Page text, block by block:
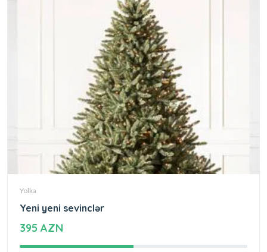
Yolka
Yeni yeni sevinclər
395 AZN